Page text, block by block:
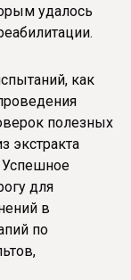
удалось
как
полезных
экстракта
Успешное
для
в
по